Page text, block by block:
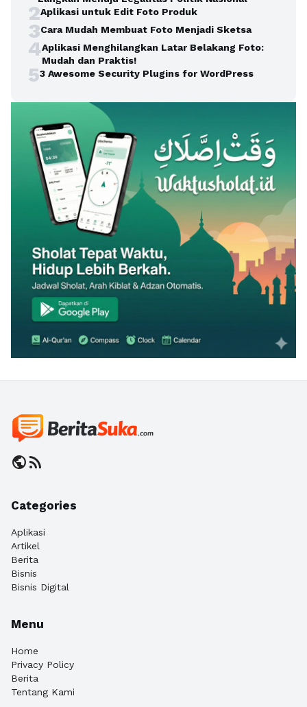
2Aplikasi untuk Edit Foto Produk
3Cara Mudah Membuat Foto Menjadi Sketsa
4Aplikasi Menghilangkan Latar Belakang Foto:
Mudah dan Praktis!
53 Awesome Security Plugins for WordPress
publicrss_feed
Categories
Aplikasi
Artikel
Berita
Bisnis
Bisnis Digital
Menu
Home
Privacy Policy
Berita
Tentang Kami